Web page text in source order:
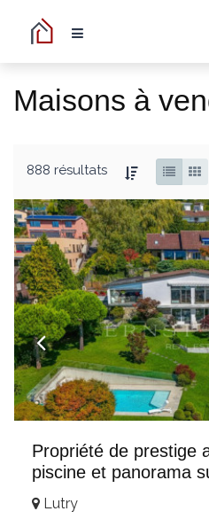
Maisons à
888 résultats
Propriété de prestige
piscine et panorama
Lutry